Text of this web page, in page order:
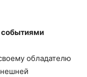
событиями
обладателю